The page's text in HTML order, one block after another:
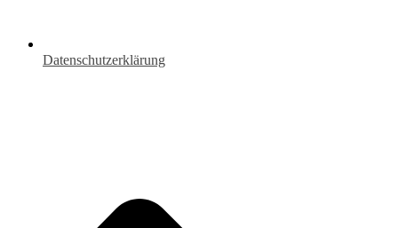
Datenschutzerklärung